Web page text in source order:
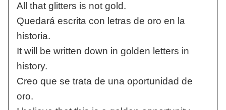
All that glitters is not gold.
Quedará escrita con letras de oro en la
historia.
It will be written down in golden letters in
history.
Creo que se trata de una oportunidad de
oro.